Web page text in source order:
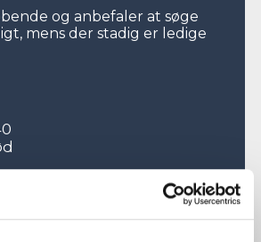
og anbefaler at søge
mens der stadig er ledige